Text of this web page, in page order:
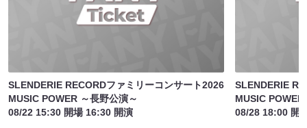
SLENDERIE RECORDファミリーコンサート2026
MUSIC POWER ～長野公演～
08/22 15:30 開場 16:30 開演
SLENDERIE
MUSIC
08/28 18:00 開